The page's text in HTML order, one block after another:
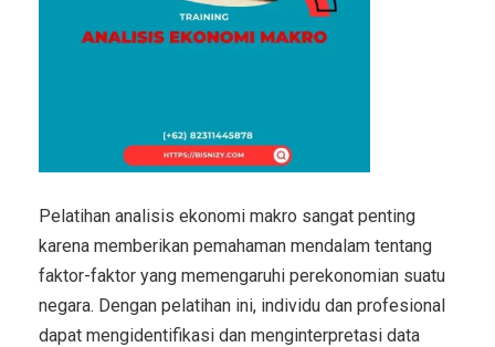
Pelatihan analisis ekonomi makro sangat penting
karena memberikan pemahaman mendalam tentang
faktor-faktor yang memengaruhi perekonomian suatu
negara. Dengan pelatihan ini, individu dan profesional
dapat mengidentifikasi dan menginterpretasi data